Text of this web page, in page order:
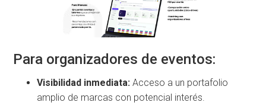
Para organizadores de eventos:
Visibilidad inmediata: Acceso a un portafolio
amplio de marcas con potencial interés.